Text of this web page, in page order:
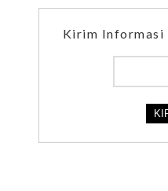
Kirim Informasi